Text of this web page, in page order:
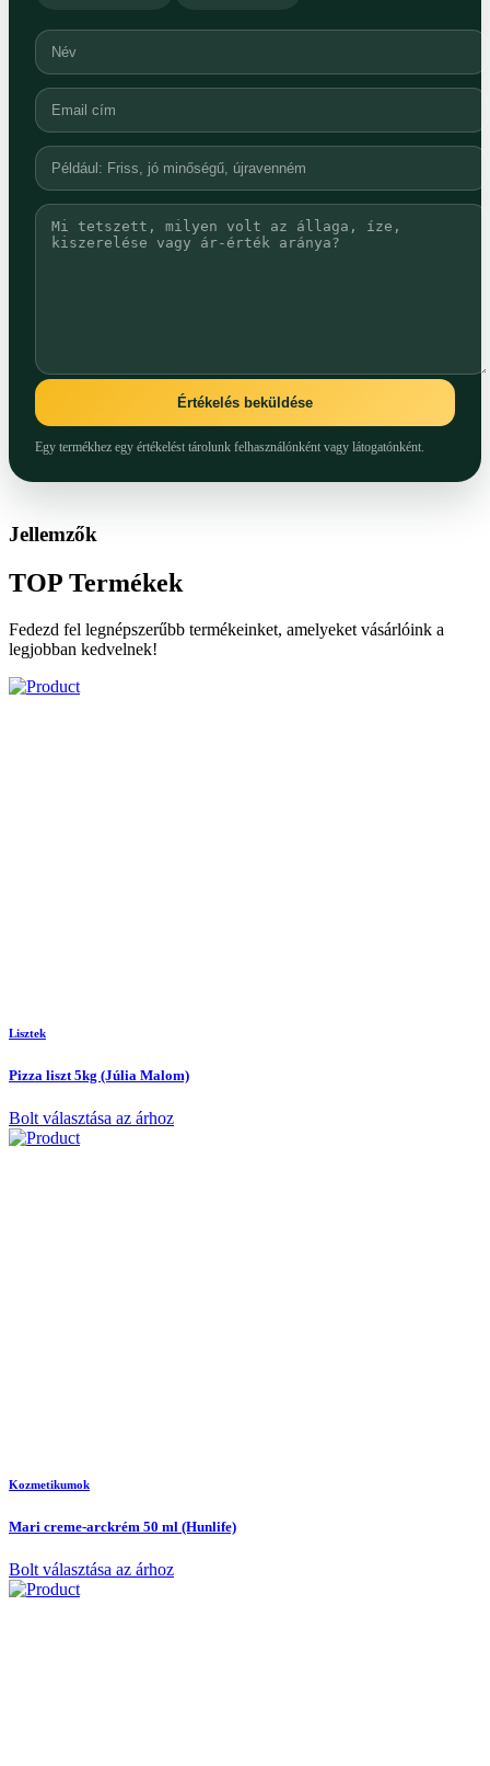
Értékelés beküldése
Egy termékhez egy értékelést tárolunk felhasználónként vagy látogatónként.
Jellemzők
TOP Termékek
Fedezd fel legnépszerűbb termékeinket, amelyeket vásárlóink a
legjobban kedvelnek!
Lisztek
Pizza liszt 5kg (Júlia Malom)
Bolt választása az árhoz
Kozmetikumok
Mari creme-arckrém 50 ml (Hunlife)
Bolt választása az árhoz